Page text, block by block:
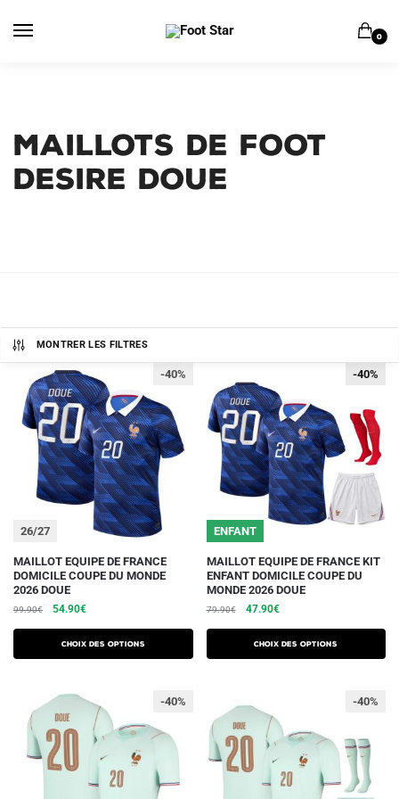
0
MAILLOTS DE FOOT
DESIRE DOUE
MONTRER LES FILTRES
26/27
-40%
MAILLOT EQUIPE DE FRANCE
DOMICILE COUPE DU MONDE
2026 DOUE
99.90€
Le
initial
était :
54.90€Le
actuel
est :
Choix des options
Ce
produit
a
plusieurs
variations.
peuvent
être
choisies
-40%
ENFANT
-40%
MAILLOT EQUIPE DE FRANCE KIT
ENFANT DOMICILE COUPE DU
MONDE 2026 DOUE
79.90€
Le
initial
était :
47.90€Le
actuel
est :
Choix des options
Ce
produit
a
plusieurs
variations.
peuvent
être
choisies
-40% -40%